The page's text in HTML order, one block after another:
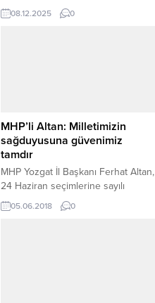
vatandaşların gelir ve aylıklarından
kesinti yapılmasını öngören
Göremezlik Geliri de Kapsamda
Yasa teklifi, kesintilerin yalnızca
emekli...
08.12.2025 0
MHP’li Altan: Milletimizin
sağduyusuna güvenimiz
tamdır
MHP Yozgat İl Başkanı Ferhat Altan,
24 Haziran seçimlerine sayılı
günler kala MHP’nin tüm teşkilatları
ile birlikte seçim çalışmalarını
05.06.2018 0